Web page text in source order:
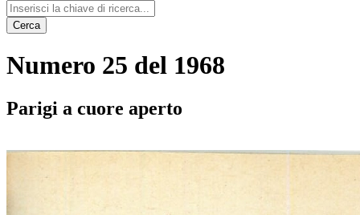
Cerca
Numero 25 del 1968
Parigi a cuore aperto